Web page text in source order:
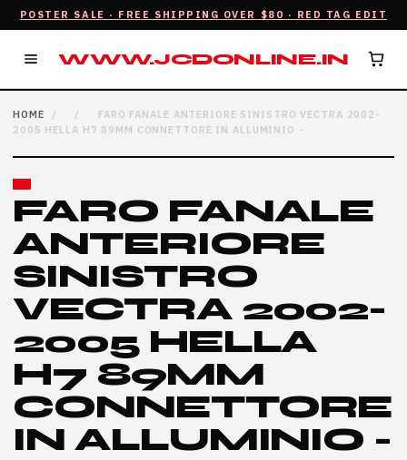
POSTER SALE · FREE SHIPPING OVER $80 · RED TAG EDIT
WWW.JCDONLINE.IN
HOME / /
FARO FANALE ANTERIORE SINISTRO VECTRA 2002-
2005 HELLA H7 89MM CONNETTORE IN ALLUMINIO -
FARO FANALE
ANTERIORE
SINISTRO
VECTRA 2002-
2005 HELLA
H7 89MM
CONNETTORE
IN ALLUMINIO -